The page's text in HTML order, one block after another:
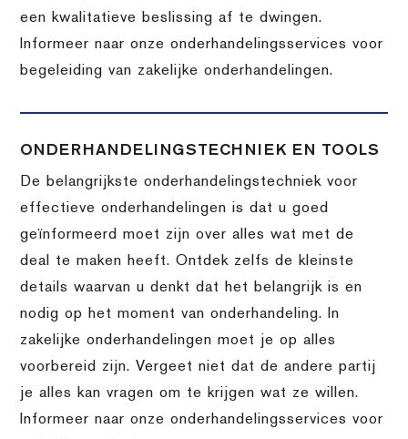
een kwalitatieve beslissing af te dwingen.
Informeer naar onze onderhandelingsservices voor
begeleiding van zakelijke onderhandelingen.
ONDERHANDELINGSTECHNIEK EN TOOLS
De belangrijkste onderhandelingstechniek voor
effectieve onderhandelingen is dat u goed
geïnformeerd moet zijn over alles wat met de
deal te maken heeft. Ontdek zelfs de kleinste
details waarvan u denkt dat het belangrijk is en
nodig op het moment van onderhandeling. In
zakelijke onderhandelingen moet je op alles
voorbereid zijn. Vergeet niet dat de andere partij
je alles kan vragen om te krijgen wat ze willen.
Informeer naar onze onderhandelingsservices voor